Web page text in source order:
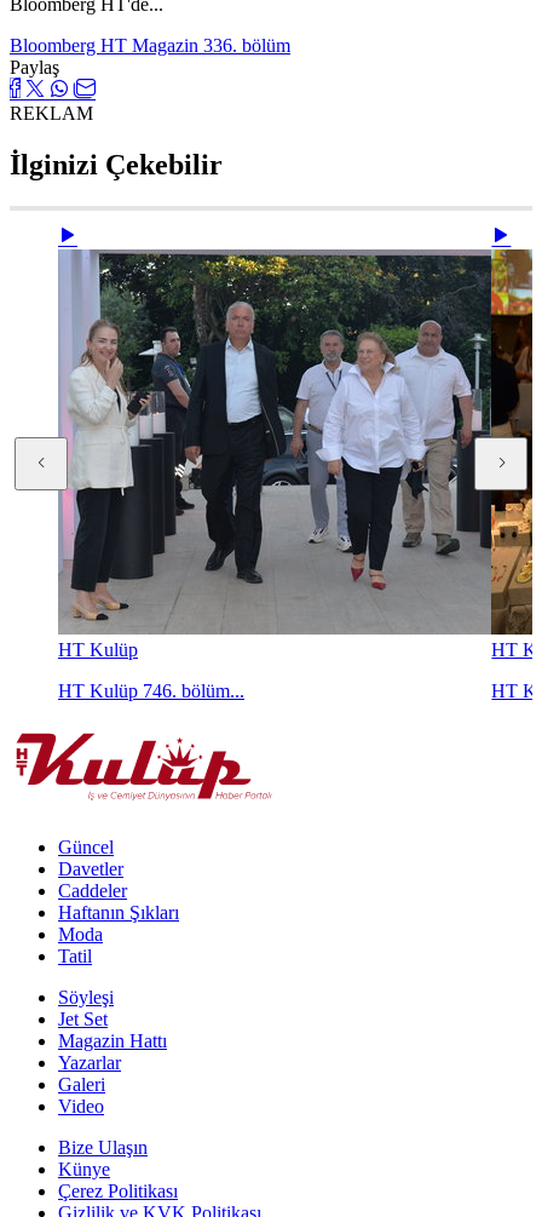
Bloomberg HT Magazin 336. bölüm
Paylaş
REKLAM
İlginizi Çekebilir
HT Kulüp
HT Kulüp 746. bölüm...
HT
HT
Güncel
Davetler
Caddeler
Haftanın Şıkları
Moda
Tatil
Söyleşi
Jet Set
Magazin Hattı
Yazarlar
Galeri
Video
Bize Ulaşın
Künye
Çerez Politikası
Gizlilik ve KVK Politikası